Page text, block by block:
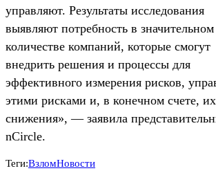
управляют. Результаты исследования
выявляют потребность в значительном
количестве компаний, которые смогут
внедрить решения и процессы для
эффективного измерения рисков,
этими рисками и, в конечном счете, их
снижения», — заявила
nCircle.
Теги:ВзломНовости